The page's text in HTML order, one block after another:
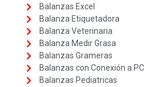
Balanzas Excel
Balanza Etiquetadora
Balanza Veterinaria
Balanza Medir Grasa
Balanzas Grameras
Balanzas con Conexión a PC
Balanzas Pediatricas